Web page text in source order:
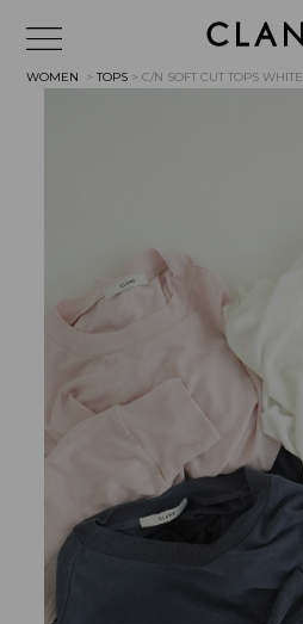
WOMEN >TOPS > C/N SOFT CUT TOPSWHITE